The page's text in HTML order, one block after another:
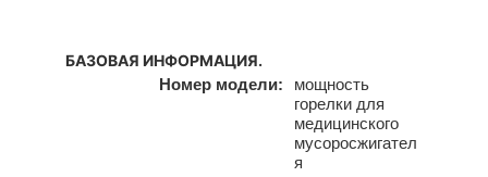
БАЗОВАЯ ИНФОРМАЦИЯ.
Номер модели:
мощность
горелки для
медицинского
мусоросжигател
я